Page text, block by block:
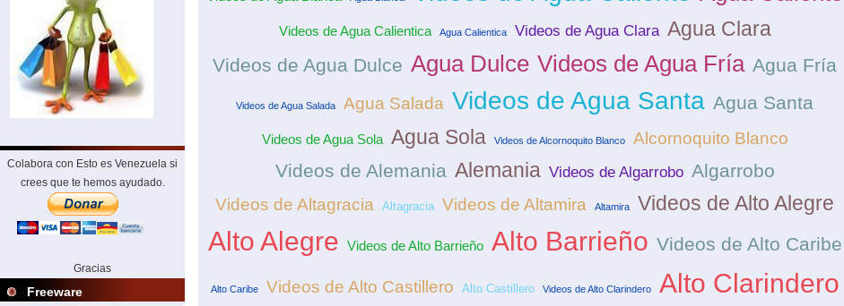
Colabora con Esto es Venezuela si
crees que te hemos ayudado.
Gracias
Freeware
Videos de Agua Calientica Agua Calientica Videos de Agua Clara Agua Clara
Videos de Agua Dulce Agua Dulce Videos de Agua Fría Agua Fría
Videos de Agua Salada Agua Salada Videos de Agua Santa Agua Santa
Videos de Agua Sola Agua Sola Videos de Alcornoquito Blanco Alcornoquito Blanco
Videos de Alemania Alemania Videos de Algarrobo Algarrobo
Videos de Altagracia Altagracia Videos de Altamira Altamira Videos de Alto Alegre
Alto Alegre Videos de Alto Barrieño Alto Barrieño Videos de Alto Caribe
Alto Caribe Videos de Alto Castillero Alto Castillero Videos de Alto Clarindero Alto Clarindero